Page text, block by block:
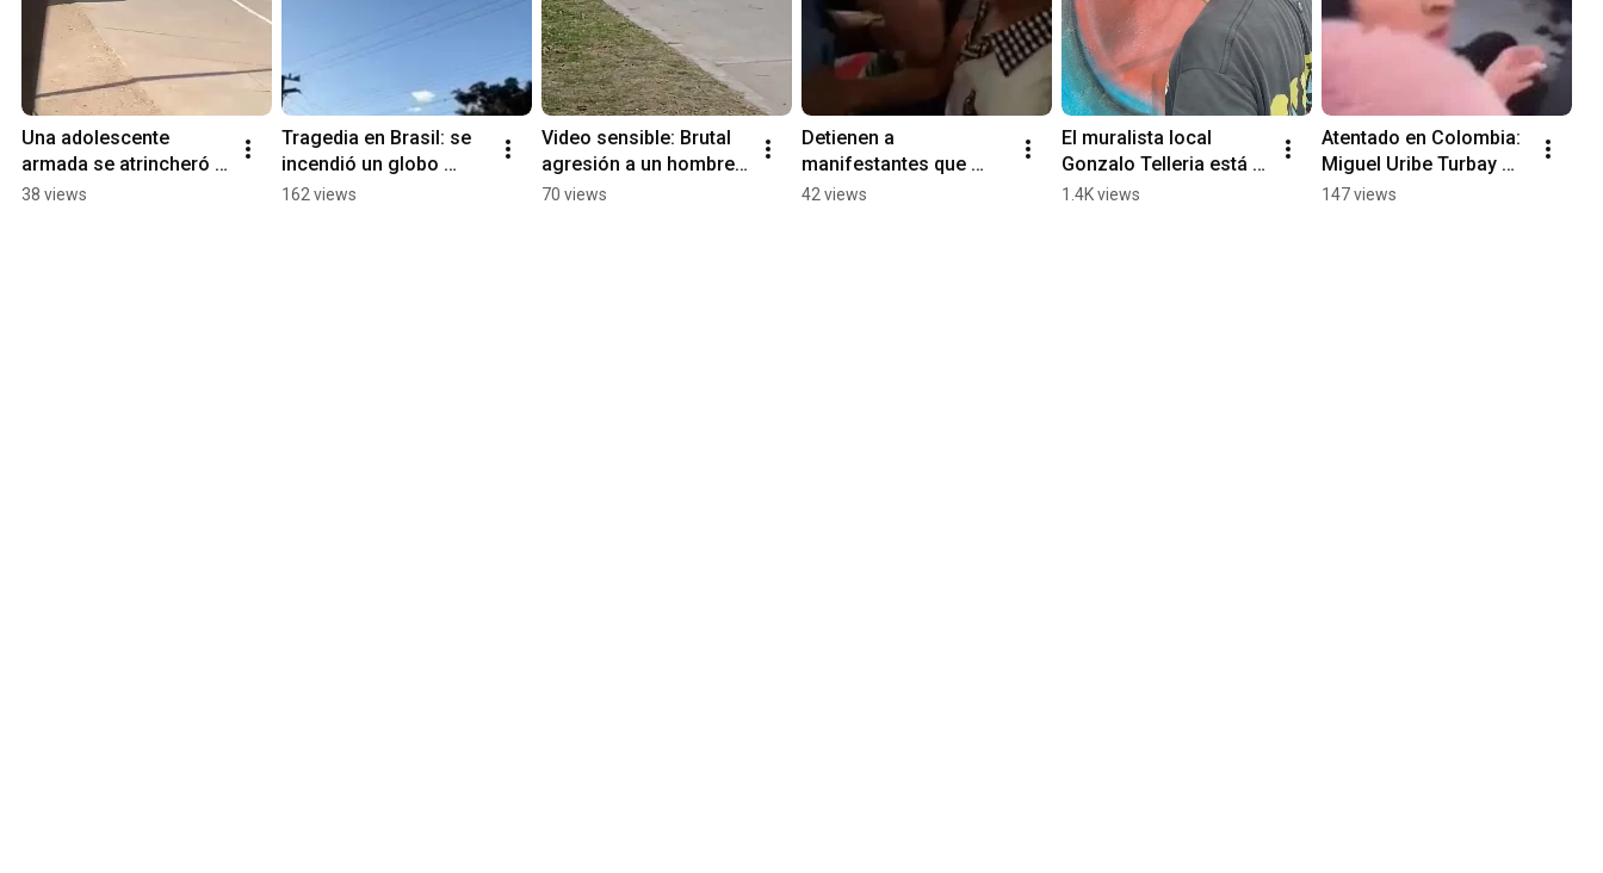
Una adolescente
armada se atrincheró
en una escuela de
38 views
Tragedia en Brasil: se
incendió un globo
aerostático y hay 8
162 views
Video sensible: Brutal
agresión a un hombre
discapacitado en Justo
70 views
Detienen a
manifestantes que
protestaron contra
42 views
El muralista local
Gonzalo Telleria está
participando en un
1.4K views
Atentado en Colombia:
Miguel Uribe Turbay
fue baleado en la
147 views